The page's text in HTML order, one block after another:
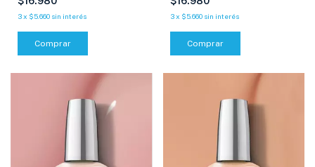
3x $5.660 sin interés
Comprar
3 x $5.660 sin interés
Comprar